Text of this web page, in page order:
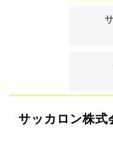
サッカロン株式